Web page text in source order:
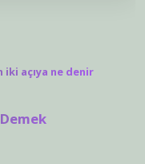
iki açıya ne denir